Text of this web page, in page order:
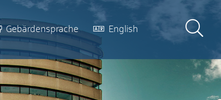
Gebärdensprache English